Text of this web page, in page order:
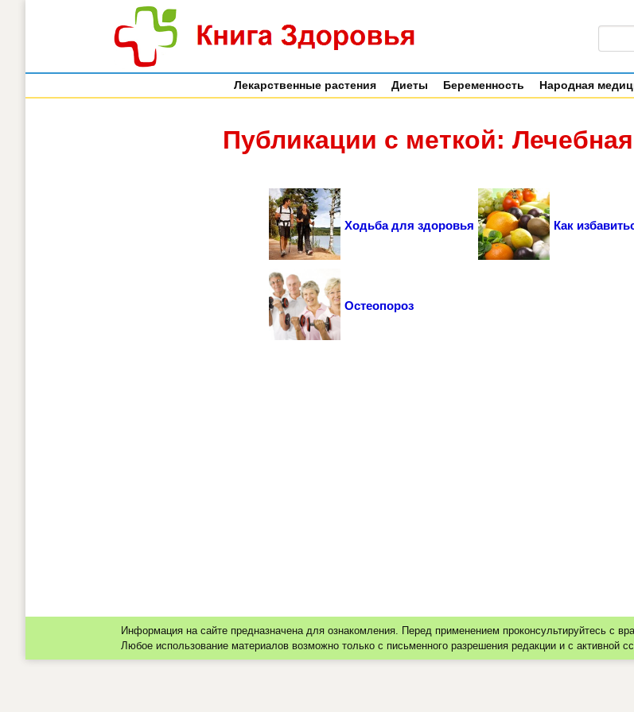
Лекарственные растения Диеты Беременность Народная
Публикации с меткой:
Ходьба для здоровья Как
Остеопороз
Информация на сайте предназначена для ознакомления. Перед применением проконсультируйтесь с
Любое использование материалов возможно только с письменного разрешения редакции и с активной